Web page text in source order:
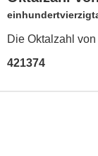
Die Oktalzahl
421374